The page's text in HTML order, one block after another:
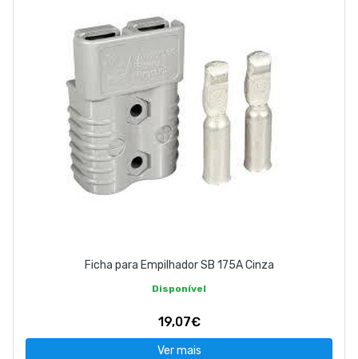
Ficha para Empilhador SB 175A Cinza
Disponível
19,07€
Ver mais